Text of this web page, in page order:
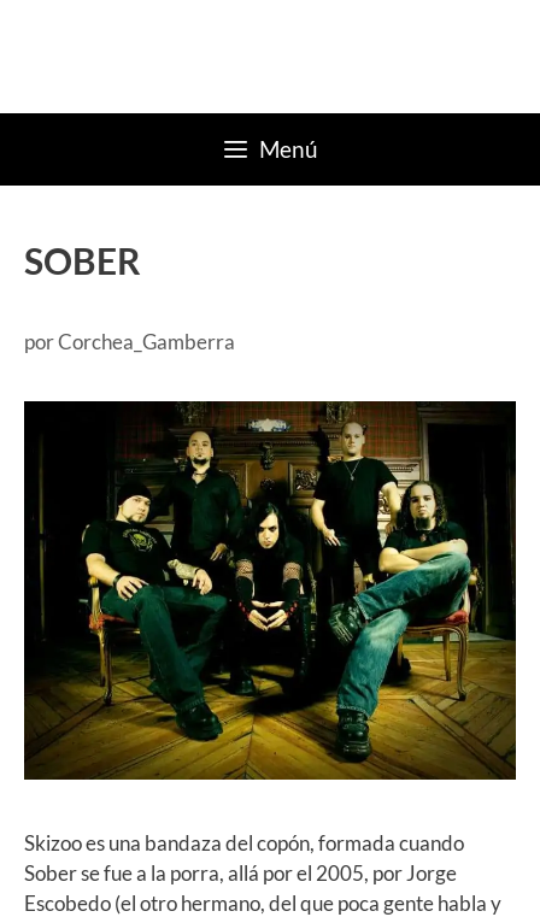
Menú
SOBER
porCorchea_Gamberra
Skizoo es una bandaza del copón, formada cuando
Sober se fue a la porra, allá por el 2005, por Jorge
Escobedo (el otro hermano, del que poca gente habla y